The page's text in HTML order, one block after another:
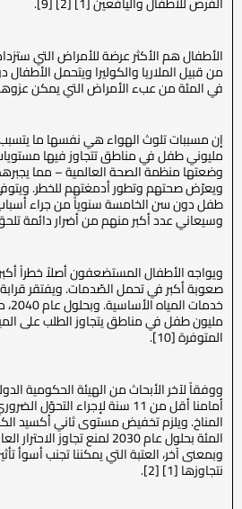
الأطفال هم الأكثر عرضة للأمراض التي ستزداد
في المئة من عبء الأمراض التي يمكن عزوها
إن مسببات تلوث الهواء هي نفسها ما
مليوني طفل في مناطق تتجاوز فيها مستويات
وضعتها منظمة الصحة العالمية – مما
ويعرّض صحتهم وتطور أدمغتهم للخطر.
طفل دون سن الخامسة سنوياً من جراء
وسيعاني عدد أكبر منهم من أضرار دائمة
ويواجه الأطفال المستضعفون أصلاً خطراً
مليون طفل في مناطق يتجاوز الطلب على
المتوفرة [10].
ووفقاً لآخر الأبحاث من الهيئة الحكومية
أمامنا أقل من 11 سنة لإجراء
وبمعنى آخر، العتبة التي يمكننا تجنب أسوأ
نتجاوزها [1] [2].